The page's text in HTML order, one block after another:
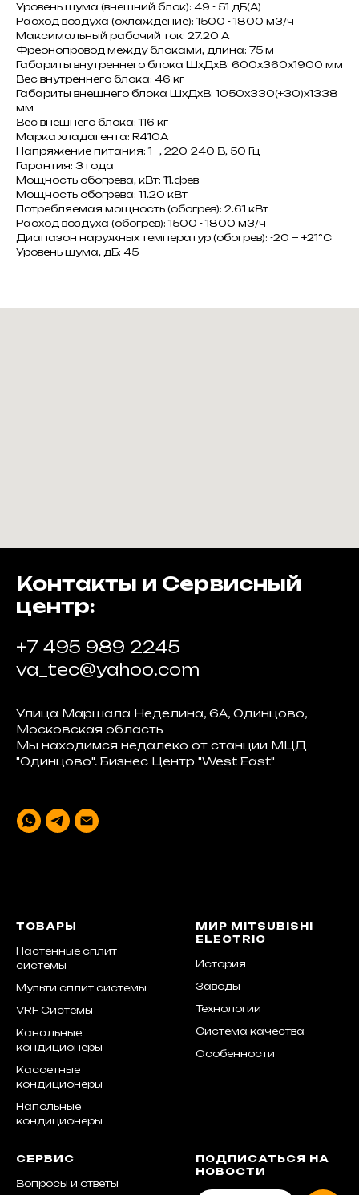
Уровень шума (внешний блок): 49 - 51 дБ(А)
Расход воздуха (охлаждение): 1500 - 1800 м3/ч
Максимальный рабочий ток: 27.20 A
Фреонопровод между блоками, длина: 75 м
Габариты внутреннего блока ШxДxВ: 600x360x1900 мм
Вес внутреннего блока: 46 кг
Габариты внешнего блока ШxДxВ: 1050x330(+30)x1338
мм
Вес внешнего блока: 116 кг
Марка хладагента: R410A
Напряжение питания: 1~, 220-240 В, 50 Гц
Гарантия: 3 года
Мощность обогрева, кВт: 11.фев
Мощность обогрева: 11.20 кВт
Потребляемая мощность (обогрев): 2.61 кВт
Расход воздуха (обогрев): 1500 - 1800 м3/ч
Диапазон наружных температур (обогрев): -20 ~ +21°C
Уровень шума, дБ: 45
Контакты и Сервисный
центр:
+7 495 989 2245
va_tec@yahoo.com
Улица Маршала Неделина, 6А, Одинцово,
Московская область
Мы находимся недалеко от станции МЦД
"Одинцово". Бизнес Центр "West East"
ТОВАРЫ
Настенные сплит
системы
Мульти сплит системы
VRF Системы
Канальные
кондиционеры
Кассетные
кондиционеры
Напольные
кондиционеры
МИР MITSUBISHI
ELECTRIC
История
Заводы
Технологии
Система качества
Особенности
СЕРВИС
Вопросы и ответы
ПОДПИСАТЬСЯ НА
НОВОСТИ